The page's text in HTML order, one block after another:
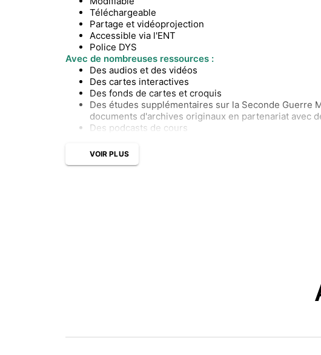
Téléchargeable
Partage et vidéoprojection
Accessible via l'ENT
Police DYS
Avec de nombreuses ressources :
Des audios et des vidéos
Des cartes interactives
Des fonds de cartes et croquis
Des études supplémentaires sur la Seconde Guerre
documents d'archives originaux en partenariat avec
Des podcasts de cours
VOIR PLUS